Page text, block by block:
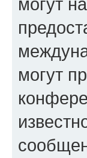
могут